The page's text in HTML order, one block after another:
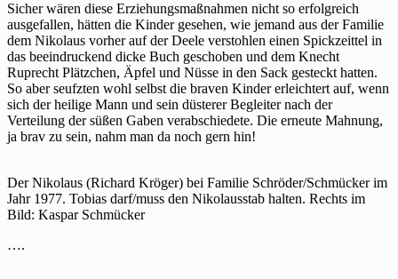
Sicher wären diese Erziehungsmaßnahmen nicht so erfolgreich
ausgefallen, hätten die Kinder gesehen, wie jemand aus der Familie
dem Nikolaus vorher auf der Deele verstohlen einen Spickzeittel in
das beeindruckend dicke Buch geschoben und dem Knecht
Ruprecht Plätzchen, Äpfel und Nüsse in den Sack gesteckt hatten.
So aber seufzten wohl selbst die braven Kinder erleichtert auf, wenn
sich der heilige Mann und sein düsterer Begleiter nach der
Verteilung der süßen Gaben verabschiedete. Die erneute Mahnung,
ja brav zu sein, nahm man da noch gern hin!
Der Nikolaus (Richard Kröger) bei Familie Schröder/Schmücker im
Jahr 1977. Tobias darf/muss den Nikolausstab halten. Rechts im
Bild: Kaspar Schmücker
….